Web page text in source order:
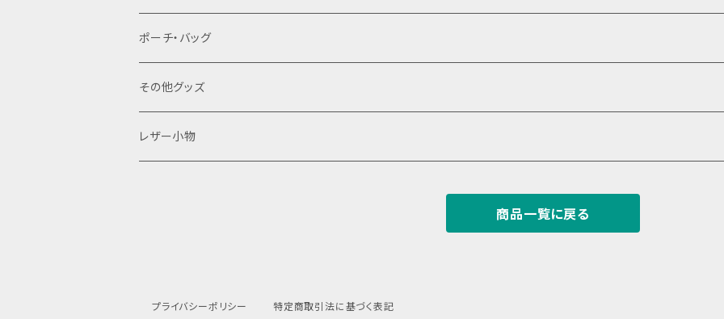
バッテリーケース
18650用
18350用
VAPEデバイス用スリーブ・ケース
iStick Pico 75w
ポーチ・バッグ
ファスナーポーチ
L字ファスナーポーチ
巾着バッグ
その他グッズ
Tシャツ
レザー小物
商品一覧に戻る
プライバシーポリシー 特定商取引法に基づく表記